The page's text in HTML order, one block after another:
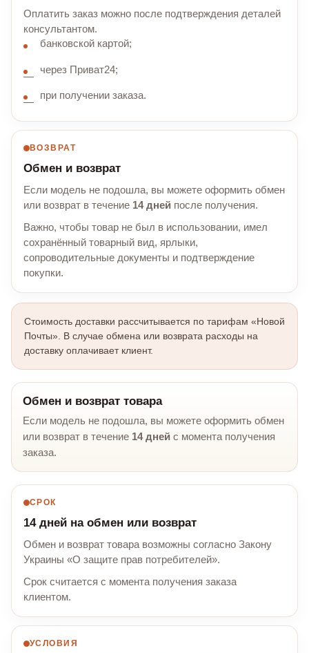
Оплатить заказ можно после подтверждения деталей
консультантом.
банковской картой;
через Приват24;
при получении заказа.
ВОЗВРАТ
Обмен и возврат
Если модель не подошла, вы можете оформить обмен
или возврат в течение 14 дней после получения.
Важно, чтобы товар не был в использовании, имел
сохранённый товарный вид, ярлыки,
сопроводительные документы и подтверждение
покупки.
Стоимость доставки рассчитывается по тарифам «Новой
Почты». В случае обмена или возврата расходы на
доставку оплачивает клиент.
Обмен и возврат товара
Если модель не подошла, вы можете оформить обмен
или возврат в течение 14 дней с момента получения
заказа.
СРОК
14 дней на обмен или возврат
Обмен и возврат товара возможны согласно Закону
Украины «О защите прав потребителей».
Срок считается с момента получения заказа
клиентом.
УСЛОВИЯ